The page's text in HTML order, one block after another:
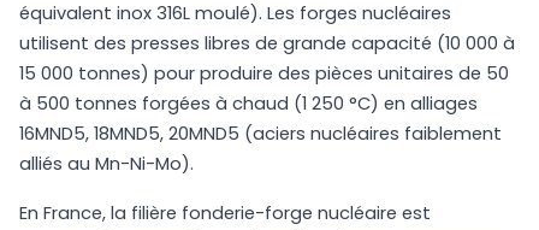
équivalent inox 316L moulé). Les forges nucléaires
utilisent des presses libres de grande capacité (10 000 à
15 000 tonnes) pour produire des pièces unitaires de 50
à 500 tonnes forgées à chaud (1 250 °C) en alliages
16MND5, 18MND5, 20MND5 (aciers nucléaires faiblement
alliés au Mn-Ni-Mo).
En France, la filière fonderie-forge nucléaire est